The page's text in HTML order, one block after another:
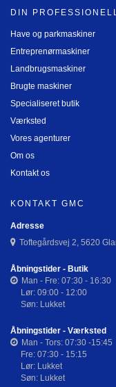
DIN
Have og parkmaskiner
Entreprenørmaskiner
Landbrugsmaskiner
Brugte maskiner
Specialiseret butik
Værksted
Vores agenturer
Om os
Kontakt os
KONTAKT GMC
Adresse
Toftegårdsvej 2, 5620
Åbningstider - Butik
Man - Fre: 07:30 - 16:30
Lør: 09:00 - 12:00
Søn: Lukket
Åbningstider - Værksted
Man - Tors: 07:30 -15:45
Fre: 07:30 - 15:15
Lør: Lukket
Søn: Lukket